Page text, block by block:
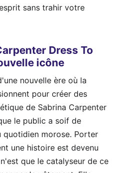
sans trahir votre
Dress To
icône
nouvelle ère où la
pour créer des
de Sabrina Carpenter
le public a soif de
morose. Porter
une histoire est devenu
que le catalyseur de ce